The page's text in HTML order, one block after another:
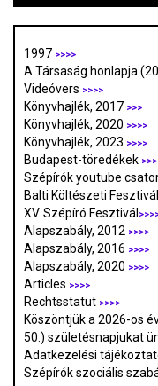
1997 >>>>
A Társaság honlapja
Videóvers >>>>
Könyvhajlék, 2017 >>>
Könyvhajlék, 2020 >>>>
Könyvhajlék, 2023 >>>>
Budapest-töredékek
Szépírók youtube
Balti Költészeti Fesztivál
XV. Szépíró Fesztivál
Alapszabály, 2012 >>>>
Alapszabály, 2016 >>>>
Alapszabály, 2020 >>>>
Articles >>>>
Rechtsstatut >>>>
Köszöntjük a 2026-os
50.) születésnapjukat
Adatkezelési
Szépírók szociális